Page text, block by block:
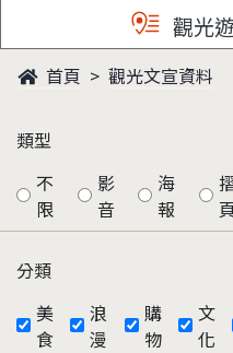
觀光
首頁 觀光文宣資料
類型
不
限
影
音
海
報
分類
美
食
浪
漫
購
物
文
化